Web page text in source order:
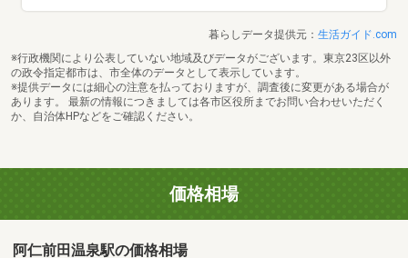
暮らしデータ提供元： 生活ガイド.com
※行政機関により公表していない地域及びデータがございます。東京23区以外
の政令指定都市は、市全体のデータとして表示しています。
※提供データには細心の注意を払っておりますが、調査後に変更がある場合が
あります。 最新の情報につきましては各市区役所までお問い合わせいただく
か、自治体HPなどをご確認ください。
価格相場
阿仁前田温泉駅の価格相場